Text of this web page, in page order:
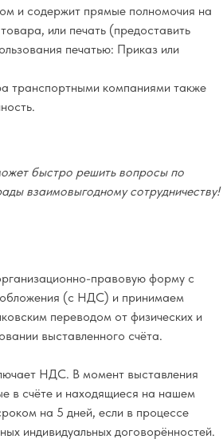
и содержит прямые полномочия на
или печать (предоставить
печатью: Приказ или
транспортными компаниями также
быстро решить вопросы по
взаимовыгодному сотрудничеству!
правовую форму с
(с НДС) и принимаем
переводом от физических и
выставленного счёта.
НДС. В момент выставления
в счёте и находящиеся на нашем
на 5 дней, если в процессе
индивидуальных договорённостей.